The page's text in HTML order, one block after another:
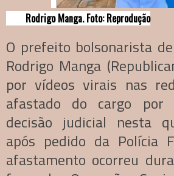
Rodrigo Manga. Foto: Reprodução
O prefeito bolsonarista de
Rodrigo Manga
por vídeos virais nas
afastado do cargo
decisão judicial nesta
após pedido da Polícia
afastamento ocorreu